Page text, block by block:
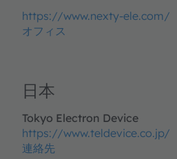
https://www.nexty-ele.com/
オフィス
日本
Tokyo Electron Device
https://www.teldevice.co.jp/
連絡先